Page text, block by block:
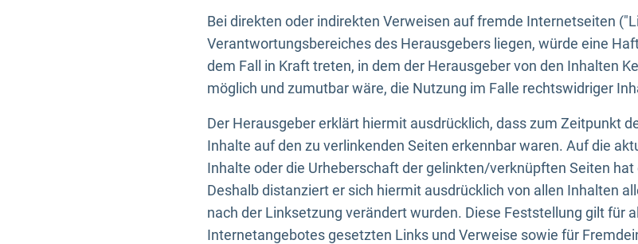
Bei direkten oder indirekten Verweisen auf fremde Internetseiten
Verantwortungsbereiches des Herausgebers liegen, würde eine
dem Fall in Kraft treten, in dem der Herausgeber von den Inhalten
möglich und zumutbar wäre, die Nutzung im Falle rechtswidriger
Der Herausgeber erklärt hiermit ausdrücklich, dass zum Zeitpunkt
Inhalte auf den zu verlinkenden Seiten erkennbar waren. Auf die
Inhalte oder die Urheberschaft der gelinkten/verknüpften Seiten
Deshalb distanziert er sich hiermit ausdrücklich von allen Inhalten
nach der Linksetzung verändert wurden. Diese Feststellung gilt für
Internetangebotes gesetzten Links und Verweise sowie für